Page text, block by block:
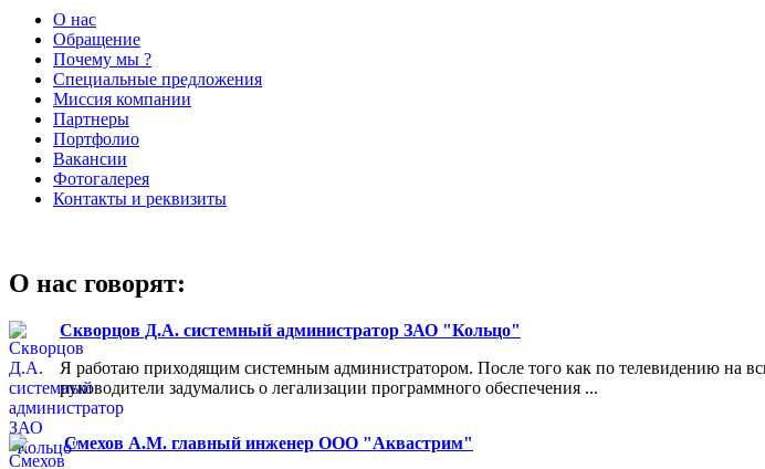
О нас
Обращение
Почему мы ?
Специальные предложения
Миссия компании
Партнеры
Портфолио
Вакансии
Фотогалерея
Контакты и реквизиты
О нас говорят:
Скворцов Д.А. системный администратор ЗАО "Кольцо"
Я работаю приходящим системным администратором. После того как по телевидению на
руководители задумались о легализации программного обеспечения ...
Смехов А.М. главный инженер ООО "Аквастрим"